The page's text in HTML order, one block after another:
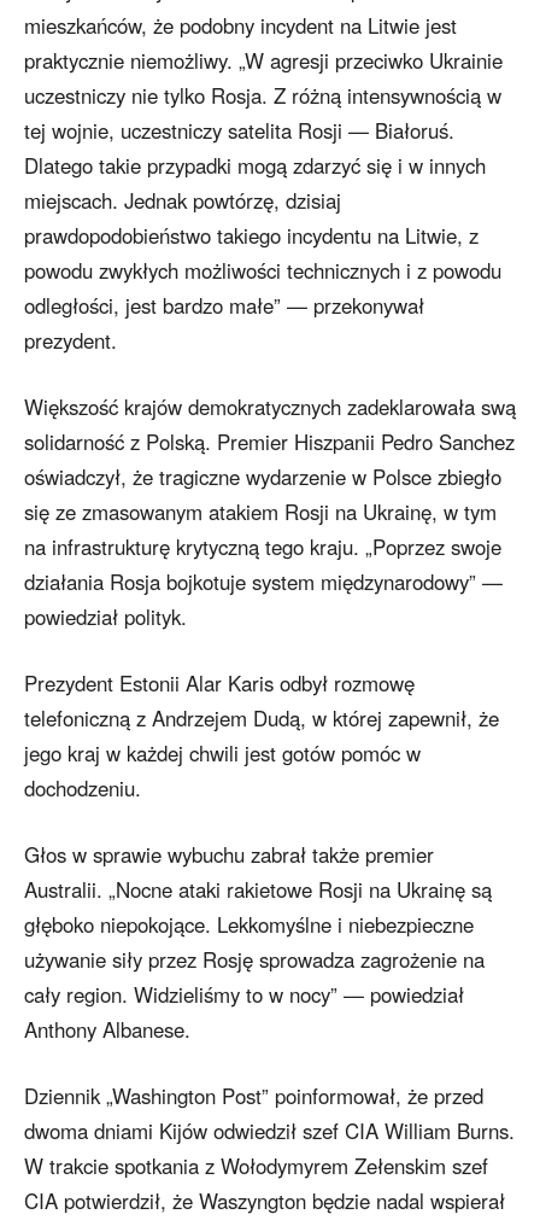
mieszkańców, że podobny incydent na Litwie jest
praktycznie niemożliwy. „W agresji przeciwko Ukrainie
uczestniczy nie tylko Rosja. Z różną intensywnością w
tej wojnie, uczestniczy satelita Rosji — Białoruś.
Dlatego takie przypadki mogą zdarzyć się i w innych
miejscach. Jednak powtórzę, dzisiaj
prawdopodobieństwo takiego incydentu na Litwie, z
powodu zwykłych możliwości technicznych i z powodu
odległości, jest bardzo małe” — przekonywał
prezydent.
Większość krajów demokratycznych zadeklarowała swą
solidarność z Polską. Premier Hiszpanii Pedro Sanchez
oświadczył, że tragiczne wydarzenie w Polsce zbiegło
się ze zmasowanym atakiem Rosji na Ukrainę, w tym
na infrastrukturę krytyczną tego kraju. „Poprzez swoje
działania Rosja bojkotuje system międzynarodowy” —
powiedział polityk.
Prezydent Estonii Alar Karis odbył rozmowę
telefoniczną z Andrzejem Dudą, w której zapewnił, że
jego kraj w każdej chwili jest gotów pomóc w
dochodzeniu.
Głos w sprawie wybuchu zabrał także premier
Australii. „Nocne ataki rakietowe Rosji na Ukrainę są
głęboko niepokojące. Lekkomyślne i niebezpieczne
używanie siły przez Rosję sprowadza zagrożenie na
cały region. Widzieliśmy to w nocy” — powiedział
Anthony Albanese.
Dziennik „Washington Post” poinformował, że przed
dwoma dniami Kijów odwiedził szef CIA William Burns.
W trakcie spotkania z Wołodymyrem Zełenskim szef
CIA potwierdził, że Waszyngton będzie nadal wspierał